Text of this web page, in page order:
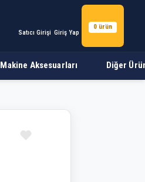
Satıcı Girişi Giriş Yap
0 ürün
Makine Aksesuarları Diğer